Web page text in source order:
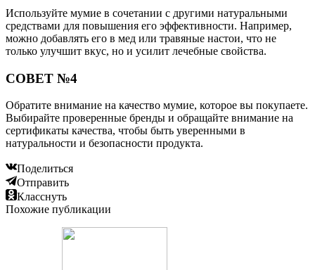
Используйте мумие в сочетании с другими натуральными
средствами для повышения его эффективности. Например,
можно добавлять его в мед или травяные настои, что не
только улучшит вкус, но и усилит лечебные свойства.
СОВЕТ №4
Обратите внимание на качество мумие, которое вы покупаете.
Выбирайте проверенные бренды и обращайте внимание на
сертификаты качества, чтобы быть уверенными в
натуральности и безопасности продукта.
Поделиться
Отправить
Класснуть
Похожие публикации